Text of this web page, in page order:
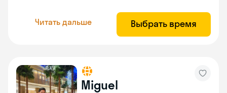
Читать дальше Выбрать время
Miguel